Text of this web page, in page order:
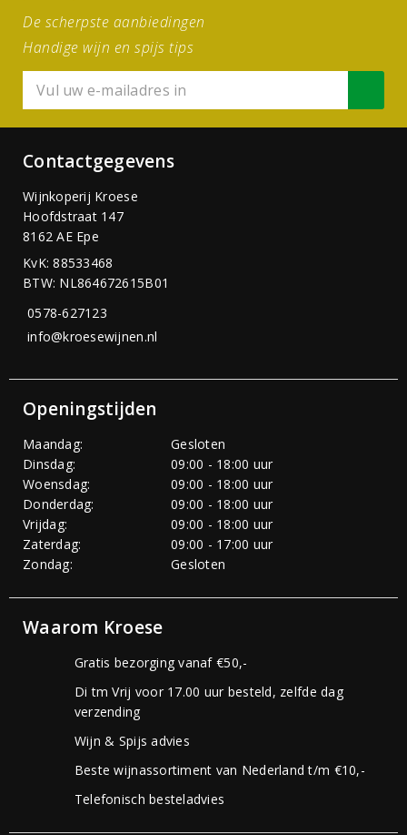
De scherpste aanbiedingen
Handige wijn en spijs tips
Contactgegevens
Wijnkoperij Kroese
Hoofdstraat 147
8162 AE Epe
KvK: 88533468
BTW: NL864672615B01
0578-627123
info@kroesewijnen.nl
Openingstijden
Maandag:
Gesloten
Dinsdag:
09:00 - 18:00 uur
Woensdag:
09:00 - 18:00 uur
Donderdag:
09:00 - 18:00 uur
Vrijdag:
09:00 - 18:00 uur
Zaterdag:
09:00 - 17:00 uur
Zondag:
Gesloten
Waarom Kroese
Gratis bezorging vanaf €50,-
Di tm Vrij voor 17.00 uur besteld, zelfde dag
verzending
Wijn & Spijs advies
Beste wijnassortiment van Nederland t/m €10,-
Telefonisch besteladvies